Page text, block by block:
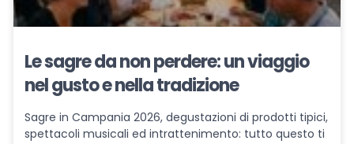
Le sagre da non perdere: un viaggio
nel gusto e nella tradizione
Sagre in Campania 2026, degustazioni di prodotti tipici,
spettacoli musicali ed intrattenimento: tutto questo ti